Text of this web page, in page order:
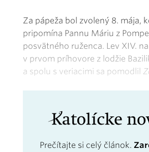
Za pápeža bol zvolený 8. mája,
pripomína Pannu Máriu z
posvätného ruženca. Lev XIV.
v prvom príhovore z lodžie
a spolu s veriacimi sa pomodlil
Prečítajte si celý článok.